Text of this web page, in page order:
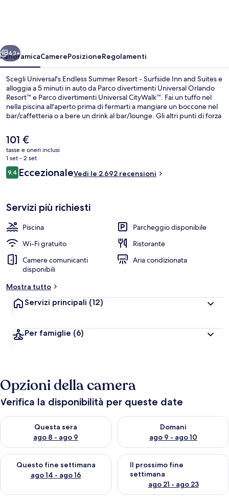
Surfside
Inn
and
Suites
Avanti
43+
PanoramicaCamerePosizioneRegolamenti
Scegli Universal's Endless Summer Resort - Surfside Inn and Suites e
alloggia a 5 minuti in auto da Parco divertimenti Universal Orlando
Resort™ e Parco divertimenti Universal CityWalk™. Fai un tuffo nel
nella piscina all'aperto prima di fermarti a mangiare un boccone nel
bar/caffetteria o a bere un drink al bar/lounge. Gli altri punti di forza
accesso al parco a tema anticipato. Le recensioni dei viaggiatori
menzionano la piscina e il personale gentile.
Il
prezzo
attuale
è
101 €
101 €
tasse e oneri inclusi
1 set - 2 set
Recensioni
9,49,4 su 10
EccezionaleVedi le 2.692 recensioni
Servizi più richiesti
Piscina
Parcheggio disponibile
Wi-Fi gratuito
Ristorante
Camere comunicanti
disponibili
Aria condizionata
Mostra tutto
Servizi principali (12)
Per famiglie (6)
Opzioni della camera
Verifica la disponibilità per queste date
Questa sera
ago 8 - ago 9
Verifica la disponibilità per questa sera, ago 8 - ago 9
Domani
ago 9 - ago 10
Verifica la disponibilità per
Questo fine settimana
ago 14 - ago 16
Verifica la disponibilità per questo fine settimana, ago 14 -
Il prossimo fine
settimana
ago 21 - ago 23
Verifica la disponibilità per il